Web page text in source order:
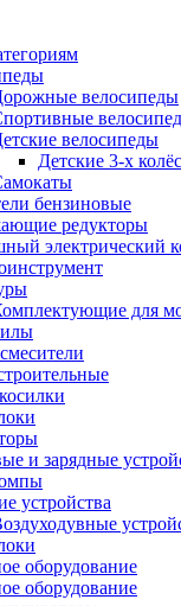
велосипеды
велосипеды
Детские 3-х
бензиновые
редукторы
электрический
для
и зарядные
устройства
оборудование
оборудование